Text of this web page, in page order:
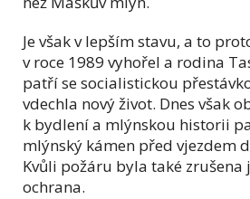
Je však v lepším stavu, a to
v roce 1989 vyhořel a rodina
patří se socialistickou
vdechla nový život. Dnes však
k bydlení a mlýnskou historii
mlýnský kámen před vjezdem
Kvůli požáru byla také zrušena
ochrana.